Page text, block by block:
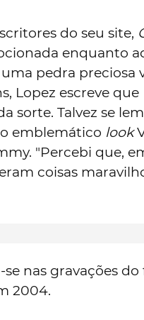
do seu site,
enquanto
pedra preciosa
Lopez escreve que
sorte. Talvez se
emblemático look
"Percebi que,
coisas
nas gravações
2004.